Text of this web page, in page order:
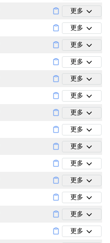
更多
更多
更多
更多
更多
更多
更多
更多
更多
更多
更多
更多
更多
更多